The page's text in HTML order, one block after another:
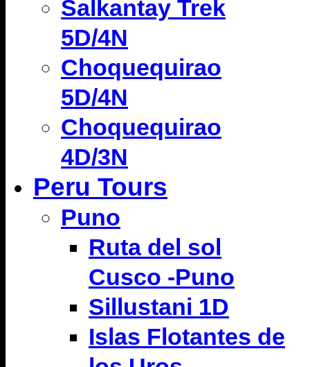
Salkantay Trek
5D/4N
Choquequirao
5D/4N
Choquequirao
4D/3N
Peru Tours
Puno
Ruta del sol
Cusco -Puno
Sillustani 1D
Islas Flotantes de